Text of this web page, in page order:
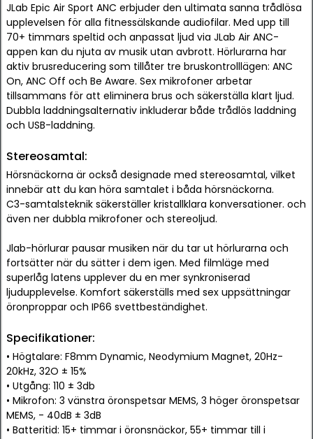
JLab Epic Air Sport ANC erbjuder den ultimata sanna trådlösa
upplevelsen för alla fitnessälskande audiofilar. Med upp till
70+ timmars speltid och anpassat ljud via JLab Air ANC-
appen kan du njuta av musik utan avbrott. Hörlurarna har
aktiv brusreducering som tillåter tre bruskontrolllägen: ANC
On, ANC Off och Be Aware. Sex mikrofoner arbetar
tillsammans för att eliminera brus och säkerställa klart ljud.
Dubbla laddningsalternativ inkluderar både trådlös laddning
och USB-laddning.
Stereosamtal:
Hörsnäckorna är också designade med stereosamtal, vilket
innebär att du kan höra samtalet i båda hörsnäckorna.
C3-samtalsteknik säkerställer kristallklara konversationer. och
även ner dubbla mikrofoner och stereoljud.
Jlab-hörlurar pausar musiken när du tar ut hörlurarna och
fortsätter när du sätter i dem igen. Med filmläge med
superlåg latens upplever du en mer synkroniserad
ljudupplevelse. Komfort säkerställs med sex uppsättningar
öronproppar och IP66 svettbeständighet.
Specifikationer:
• Högtalare: F8mm Dynamic, Neodymium Magnet, 20Hz-
20kHz, 32O ± 15%
• Utgång: 110 ± 3db
• Mikrofon: 3 vänstra öronspetsar MEMS, 3 höger öronspetsar
MEMS, - 40dB ± 3dB
• Batteritid: 15+ timmar i öronsnäckor, 55+ timmar till i